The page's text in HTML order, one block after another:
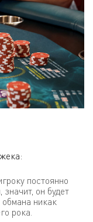
постоянно
он будет
никак
рока.